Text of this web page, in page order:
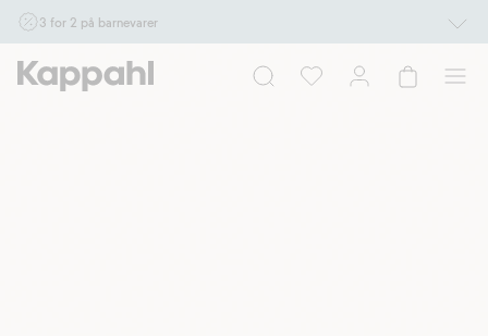
3 for 2 på barnevarer
17/8 i butikk & online for deg som er eller blir medlem. Kan ikke kombineres med
andre tilbud eller rabatter.